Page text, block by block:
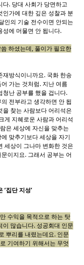
. 당대 사회가 당면하고
가에 대한 깊은 성찰과 분
인의 기술 전수이면 안되는
성에 머물면 안 됩니다.
하셨는데, 풀이가 필요한
방식이니까요. 국화 한송
가는 것처럼. 지난 여름
청난 공부를 했을 겁니다.
전부라고 생각하면 안 됩
찾는 사람보다 어리석은
게 지혜로운 사람과 어리석
은 세상에 자신을 맞추는
맞추기보다 세상을 자기
세상이 그나마 변화한 것은
이지요. 그래서 공부는 어
집단 지성’
수익을 목적으로 하는 탓
많습니다. 성공회대 인문
뿌리를 내렸는데요. 인문
기여하기 위해서는 무엇